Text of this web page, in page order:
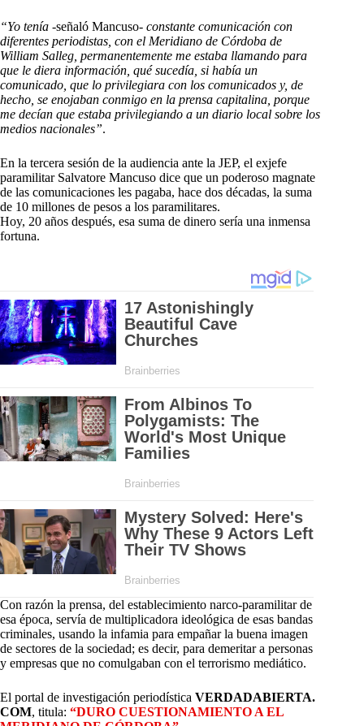
“Yo tenía -señaló Mancuso- constante comunicación con
diferentes periodistas, con el Meridiano de Córdoba de
William Salleg, permanentemente me estaba llamando para
que le diera información, qué sucedía, si había un
comunicado, que lo privilegiara con los comunicados y, de
hecho, se enojaban conmigo en la prensa capitalina, porque
me decían que estaba privilegiando a un diario local sobre los
medios nacionales”.
En la tercera sesión de la audiencia ante la JEP, el exjefe
paramilitar Salvatore Mancuso dice que un poderoso magnate
de las comunicaciones les pagaba, hace dos décadas, la suma
de 10 millones de pesos a los paramilitares.
Hoy, 20 años después, esa suma de dinero sería una inmensa
fortuna.
Con razón la prensa, del establecimiento narco-paramilitar de
esa época, servía de multiplicadora ideológica de esas bandas
criminales, usando la infamia para empañar la buena imagen
de sectores de la sociedad; es decir, para demeritar a personas
y empresas que no comulgaban con el terrorismo mediático.
El portal de investigación periodística VERDADABIERTA.
COM, titula: “DURO CUESTIONAMIENTO A EL